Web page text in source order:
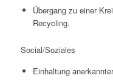
Übergang zu einer
Recycling.
Social/Soziales
Einhaltung